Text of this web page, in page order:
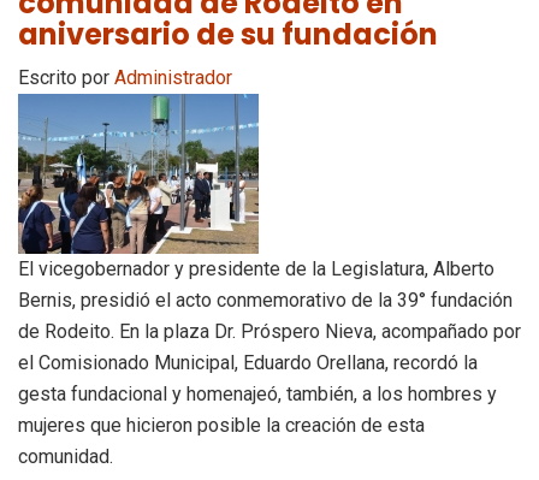
aniversario de su fundación
Escrito por Administrador
El vicegobernador y presidente de la Legislatura, Alberto
Bernis, presidió el acto conmemorativo de la 39° fundación
de Rodeito. En la plaza Dr. Próspero Nieva, acompañado por
el Comisionado Municipal, Eduardo Orellana, recordó la
gesta fundacional y homenajeó, también, a los hombres y
mujeres que hicieron posible la creación de esta
comunidad.